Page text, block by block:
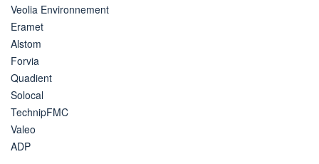
Veolia Environnement
Eramet
Alstom
Forvia
Quadient
Solocal
TechnipFMC
Valeo
ADP